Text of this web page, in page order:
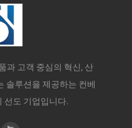
과 고객 중심의 혁신, 산
솔루션을 제공하는 컨베
선도 기업입니다.